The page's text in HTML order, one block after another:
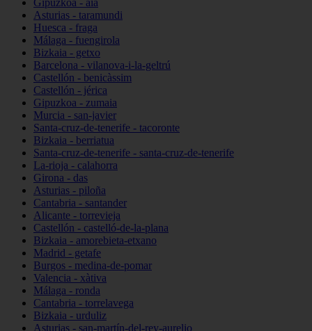
Gipuzkoa - aia
Asturias - taramundi
Huesca - fraga
Málaga - fuengirola
Bizkaia - getxo
Barcelona - vilanova-i-la-geltrú
Castellón - benicàssim
Castellón - jérica
Gipuzkoa - zumaia
Murcia - san-javier
Santa-cruz-de-tenerife - tacoronte
Bizkaia - berriatua
Santa-cruz-de-tenerife - santa-cruz-de-tenerife
La-rioja - calahorra
Girona - das
Asturias - piloña
Cantabria - santander
Alicante - torrevieja
Castellón - castelló-de-la-plana
Bizkaia - amorebieta-etxano
Madrid - getafe
Burgos - medina-de-pomar
Valencia - xàtiva
Málaga - ronda
Cantabria - torrelavega
Bizkaia - urduliz
Asturias - san-martín-del-rey-aurelio